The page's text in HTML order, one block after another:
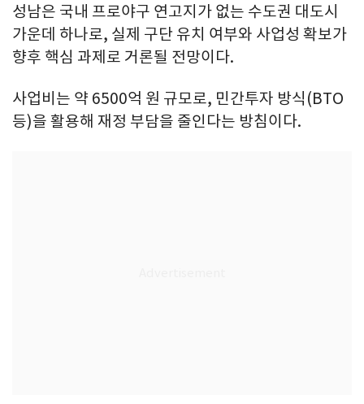
성남은 국내 프로야구 연고지가 없는 수도권 대도시
가운데 하나로, 실제 구단 유치 여부와 사업성 확보가
향후 핵심 과제로 거론될 전망이다.
사업비는 약 6500억 원 규모로, 민간투자 방식(BTO
등)을 활용해 재정 부담을 줄인다는 방침이다.